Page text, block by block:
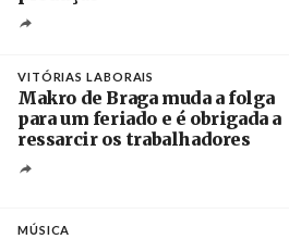
VITÓRIAS LABORAIS
Makro de Braga muda a folga
para um feriado e é obrigada a
ressarcir os trabalhadores
MÚSICA